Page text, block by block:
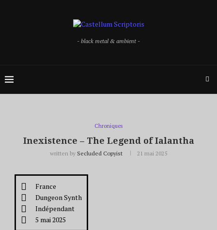
- black metal & ambient -
Chroniques
Inexistence – The Legend of Ialantha
written by Secluded Copyist 21 mai 2025
France
Dungeon Synth
Indépendant
5 mai 2025